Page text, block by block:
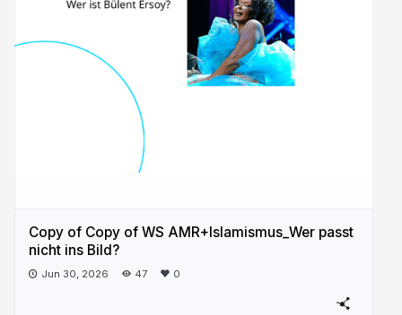
Copy of Copy of WS AMR+Islamismus_Wer passt
nicht ins Bild?
Jun 30, 2026 47 0